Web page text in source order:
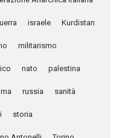
israele Kurdistan
militarismo
nato palestina
russia sanità
storia